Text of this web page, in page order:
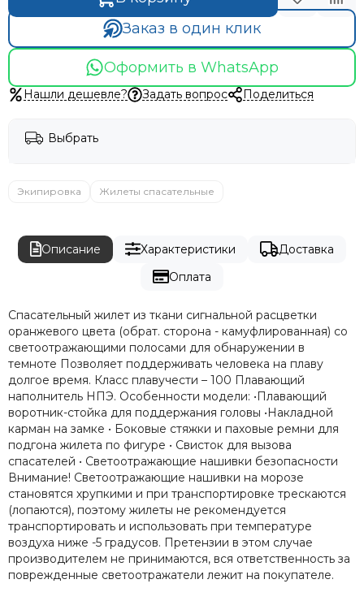
Заказ в один клик
Оформить в WhatsApp
Нашли дешевле? Задать вопрос Поделиться
Выбрать
Экипировка Жилеты спасательные
Описание Характеристики
Доставка
Оплата
Спасательный жилет из ткани сигнальной расцветки
оранжевого цвета (обрат. сторона - камуфлированная) со
светоотражающими полосами для обнаружении в
темноте Позволяет поддерживать человека на плаву
долгое время. Класс плавучести – 100 Плавающий
наполнитель НПЭ. Особенности модели: •Плавающий
воротник-стойка для поддержания головы •Накладной
карман на замке • Боковые стяжки и паховые ремни для
подгона жилета по фигуре • Свисток для вызова
спасателей • Светоотражающие нашивки безопасности
Внимание! Светоотражающие нашивки на морозе
становятся хрупкими и при транспортировке трескаются
(лопаются), поэтому жилеты не рекомендуется
транспортировать и использовать при температуре
воздуха ниже -5 градусов. Претензии в этом случае
производителем не принимаются, вся ответственность за
поврежденные светоотражатели лежит на покупателе.